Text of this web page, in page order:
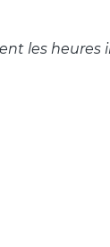
les heures